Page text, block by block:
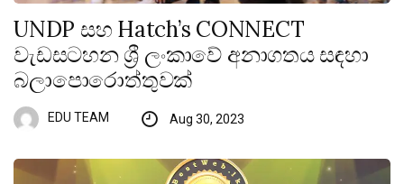
UNDP සහ Hatch’s CONNECT
වැඩසටහන ශ්‍රී ලංකාවේ අනාගතය සඳහා
බලාපොරොත්තුවක්
EDU TEAM Aug 30, 2023